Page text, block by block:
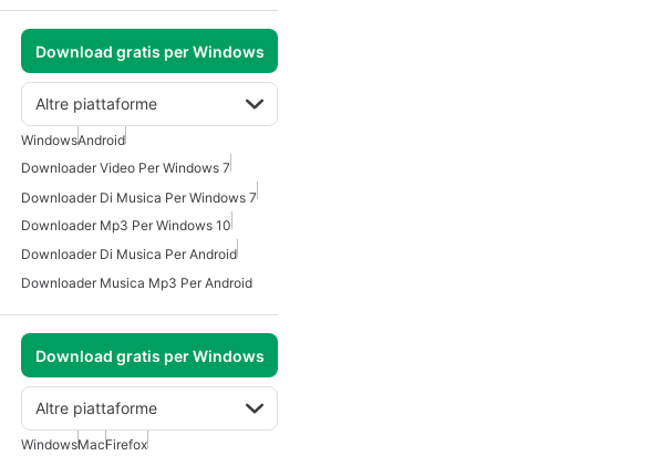
Download gratis per Windows
Altre piattaforme
WindowsAndroid
Downloader Video Per Windows 7
Downloader Di Musica Per Windows 7
Downloader Mp3 Per Windows 10
Downloader Di Musica Per Android
Downloader Musica Mp3 Per Android
Download gratis per Windows
Altre piattaforme
WindowsMacFirefox